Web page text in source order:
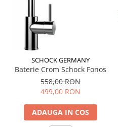
SCHOCK GERMANY
Baterie Crom Schock Fonos
558,00 RON
499,00 RON
ADAUGA IN COS